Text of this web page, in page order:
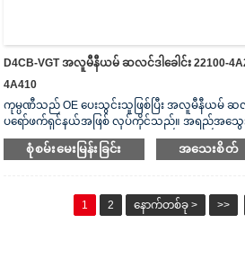
D4CB-VGT အလူမီနီယမ် ဆလင်ဒါခေါင်း 22100-
4A410
ကုမ္ပဏီသည် OE ပေးသွင်းသူဖြစ်ပြီး အလူမီနီယမ် ဆလင်
ပရော်ဖက်ရှင်နယ်အဖြစ် လုပ်ကိုင်သည်။ အရည်အသွေ
သည်။ ဆလင်ဒါခေါင်းသည် ISO16949 စစ်မှန်ကြေ
“အလုံပိတ် ဆလင်ဒါခေါင်း”၊ “ဆလင်ဒါခေါင်း၏ ရှည်
စုံစမ်းမေးမြန်းခြင်း အသေးစိတ်
1 2 နောက်တစ်ခု > >>